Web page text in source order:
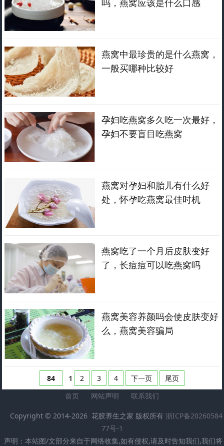
燕窝中最珍贵的是什么燕窝，
一般买哪种比较好
孕妇吃燕窝多久吃一次最好，
孕妇不要盲目吃燕窝
燕窝对孕妇和胎儿有什么好
处，怀孕吃燕窝最佳时机
燕窝吃了一个月后皮肤变好
了，长痘痘可以吃燕窝吗
燕窝美容养颜吗会使皮肤变好
么，燕窝美容骗局
84 1 2 3 4 下一页
尾页
首页
网站声明 联系我们
Copyright © 2014-2026 花胶养生之家 版权所有 浙ICP备20260584
77号-1
声明：本站图/文部分来自于网络收集,如有侵权,请及时告知我们,我们将